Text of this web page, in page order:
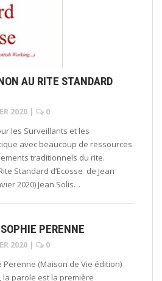
AU RITE STANDARD
2020 |
0
les Surveillants et les
avec beaucoup de ressources
traditionnels du rite.
Standard d’Ecosse de Jean
2020) Jean Solis…
PERENNE
2020 |
0
(Maison de Vie édition)
parole est la première